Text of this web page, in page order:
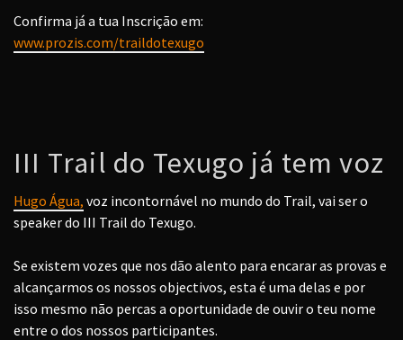
Confirma já a tua Inscrição em:
www.prozis.com/traildotexugo
III Trail do Texugo já tem voz
Hugo Água, voz incontornável no mundo do Trail, vai ser o
speaker do III Trail do Texugo.
Se existem vozes que nos dão alento para encarar as provas e
alcançarmos os nossos objectivos, esta é uma delas e por
isso mesmo não percas a oportunidade de ouvir o teu nome
entre o dos nossos participantes.